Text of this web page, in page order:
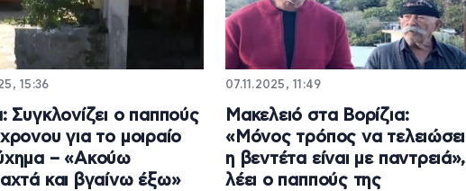
15:36
Συγκλονίζει ο παππούς
για το μοιραίο
– «Ακούω
και βγαίνω έξω»
07.11.2025, 11:49
Mακελειό στα Βορίζια:
«Μόνος τρόπος να τελειώσει
η βεντέτα είναι με παντρειά»,
λέει ο παππούς της